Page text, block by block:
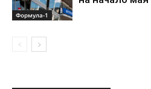
Формула-1